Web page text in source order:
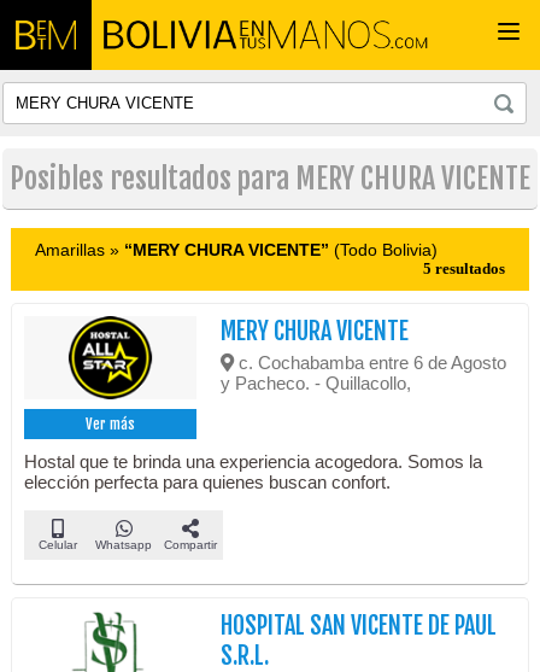
Posibles resultados para MERY CHURA VICENTE
Amarillas » “MERY CHURA VICENTE” (Todo Bolivia)
5 resultados
Ver más
MERY CHURA VICENTE
c. Cochabamba entre 6 de Agosto
y Pacheco. - Quillacollo,
Hostal que te brinda una experiencia acogedora. Somos la
elección perfecta para quienes buscan confort.
Celular Whatsapp Compartir
HOSPITAL SAN VICENTE DE PAUL
S.R.L.